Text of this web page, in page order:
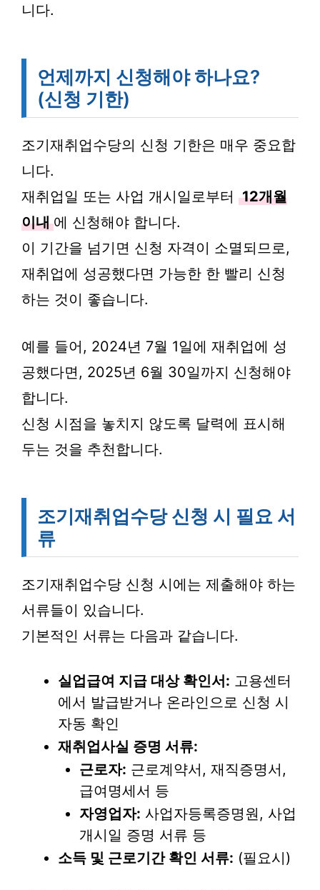
니다.
언제까지 신청해야 하나요?
(신청 기한)
조기재취업수당의 신청 기한은 매우 중요합
니다.
재취업일 또는 사업 개시일로부터 12개월
이내 에 신청해야 합니다.
이 기간을 넘기면 신청 자격이 소멸되므로,
재취업에 성공했다면 가능한 한 빨리 신청
하는 것이 좋습니다.
예를 들어, 2024년 7월 1일에 재취업에 성
공했다면, 2025년 6월 30일까지 신청해야
합니다.
신청 시점을 놓치지 않도록 달력에 표시해
두는 것을 추천합니다.
조기재취업수당 신청 시 필요 서
류
조기재취업수당 신청 시에는 제출해야 하는
서류들이 있습니다.
기본적인 서류는 다음과 같습니다.
실업급여 지급 대상 확인서: 고용센터
에서 발급받거나 온라인으로 신청 시
자동 확인
재취업사실 증명 서류:
근로자: 근로계약서, 재직증명서,
급여명세서 등
자영업자: 사업자등록증명원, 사업
개시일 증명 서류 등
소득 및 근로기간 확인 서류: (필요시)